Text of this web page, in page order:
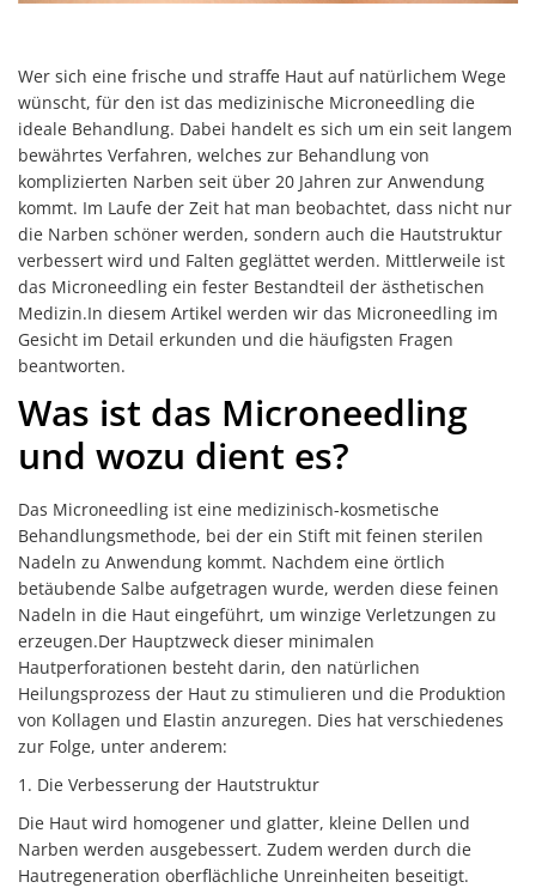
Wer sich eine frische und straffe Haut auf natürlichem Wege
wünscht, für den ist das medizinische Microneedling die
ideale Behandlung. Dabei handelt es sich um ein seit langem
bewährtes Verfahren, welches zur Behandlung von
komplizierten Narben seit über 20 Jahren zur Anwendung
kommt. Im Laufe der Zeit hat man beobachtet, dass nicht nur
die Narben schöner werden, sondern auch die Hautstruktur
verbessert wird und Falten geglättet werden. Mittlerweile ist
das Microneedling ein fester Bestandteil der ästhetischen
Medizin.In diesem Artikel werden wir das Microneedling im
Gesicht im Detail erkunden und die häufigsten Fragen
beantworten.
Was ist das Microneedling
und wozu dient es?
Das Microneedling ist eine medizinisch-kosmetische
Behandlungsmethode, bei der ein Stift mit feinen sterilen
Nadeln zu Anwendung kommt. Nachdem eine örtlich
betäubende Salbe aufgetragen wurde, werden diese feinen
Nadeln in die Haut eingeführt, um winzige Verletzungen zu
erzeugen.Der Hauptzweck dieser minimalen
Hautperforationen besteht darin, den natürlichen
Heilungsprozess der Haut zu stimulieren und die Produktion
von Kollagen und Elastin anzuregen. Dies hat verschiedenes
zur Folge, unter anderem:
1. Die Verbesserung der Hautstruktur
Die Haut wird homogener und glatter, kleine Dellen und
Narben werden ausgebessert. Zudem werden durch die
Hautregeneration oberflächliche Unreinheiten beseitigt.